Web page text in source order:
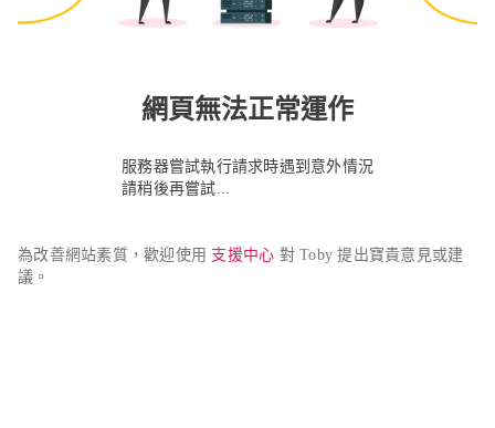
網頁無法正常運作
服務器嘗試執行請求時遇到意外情況
請稍後再嘗試...
為改善網站素質，歡迎使用 支援中心 對 Toby 提出寶貴意見或建
議。